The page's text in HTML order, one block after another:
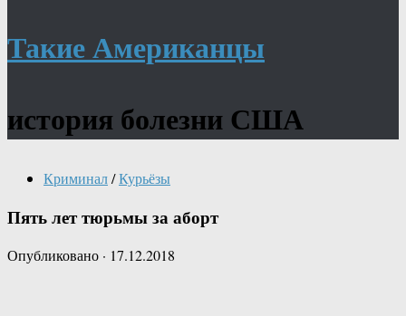
Такие Американцы
история болезни США
Криминал/Курьёзы
Пять лет тюрьмы за аборт
Опубликовано · 17.12.2018